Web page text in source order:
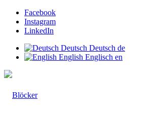
Facebook
Instagram
LinkedIn
Deutsch Deutsch de
English Englisch en